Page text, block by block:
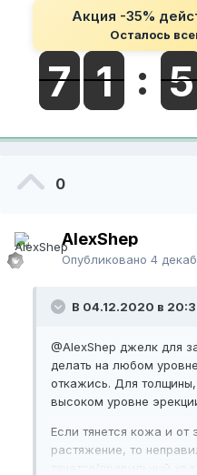
Акция -35%
Осталось
0
AlexShep
Опубликовано 4
В 04.12.2020 в
@AlexShep джелк для
делать на любом
откажись. Для
высоком уровне
Если тянется кожа и от
растяжение, то